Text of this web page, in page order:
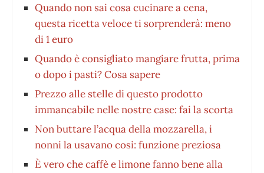
Quando non sai cosa cucinare a cena,
questa ricetta veloce ti sorprenderà: meno
di 1 euro
Quando è consigliato mangiare frutta, prima
o dopo i pasti? Cosa sapere
Prezzo alle stelle di questo prodotto
immancabile nelle nostre case: fai la scorta
Non buttare l’acqua della mozzarella, i
nonni la usavano cosi: funzione preziosa
È vero che caffè e limone fanno bene alla